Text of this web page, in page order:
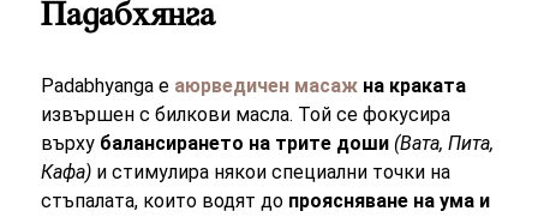
Падабхянга
Padabhyanga е аюрведичен масаж на краката
извършен с билкови масла. Той се фокусира
върху балансирането на трите доши (Вата, Пита,
Кафа) и стимулира някои специални точки на
стъпалата, които водят до проясняване на ума и